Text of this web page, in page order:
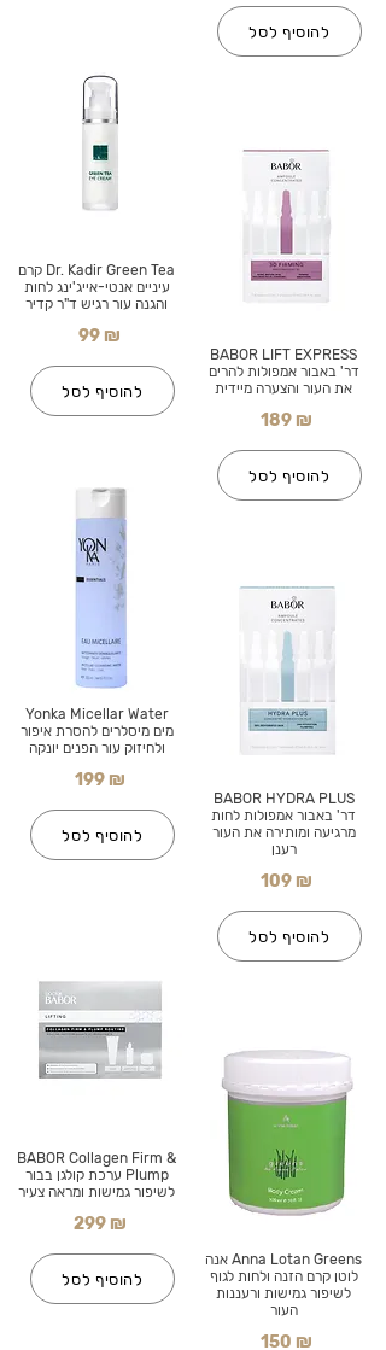
Dr. Kadir Green Tea קרם
עיניים אנטי-אייג'ינג לחות
והגנה עור רגיש ד"ר קדיר
99 ₪
להוסיף לסל
Yonka Micellar Water
מים מיסלרים להסרת איפור
ולחיזוק עור הפנים יונקה
199 ₪
להוסיף לסל
BABOR Collagen Firm &
Plump ערכת קולגן בבור
לשיפור גמישות ומראה צעיר
299 ₪
להוסיף לסל
להוסיף לסל
BABOR LIFT EXPRESS
דר' באבור אמפולות להרים
את העור והצערה מיידית
189 ₪
להוסיף לסל
BABOR HYDRA PLUS
דר' באבור אמפולות לחות
מרגיעה ומותירה את העור
רענן
109 ₪
להוסיף לסל
Anna Lotan Greens אנה
לוטן קרם הזנה ולחות לגוף
לשיפור גמישות ורעננות
העור
150 ₪